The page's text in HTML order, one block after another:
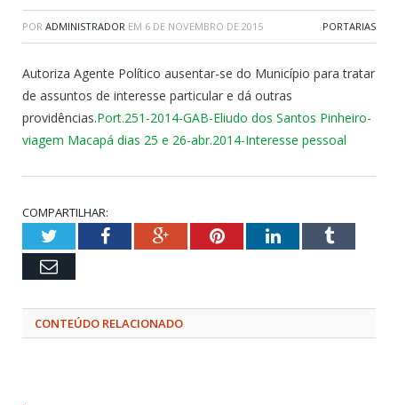
POR ADMINISTRADOR EM 6 DE NOVEMBRO DE 2015 PORTARIAS
Autoriza Agente Político ausentar-se do Município para tratar
de assuntos de interesse particular e dá outras
providências.Port.251-2014-GAB-Eliudo dos Santos Pinheiro-
viagem Macapá dias 25 e 26-abr.2014-Interesse pessoal
COMPARTILHAR:
TwitterFacebookGoogle+PinterestLinkedInTumblr
Email
CONTEÚDO RELACIONADO